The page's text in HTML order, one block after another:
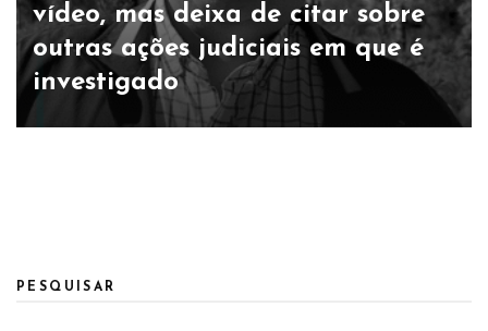
vídeo, mas deixa de citar sobre
outras ações judiciais em que é
investigado
Lei municipal do aniversário de
Extrema é alterada e feriado
será antecipado neste ano para
o dia 15 de setembro
PESQUISAR